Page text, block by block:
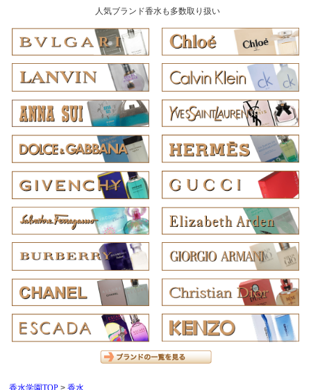
人気ブランド香水も多数取り扱い
香水学園TOP 香水